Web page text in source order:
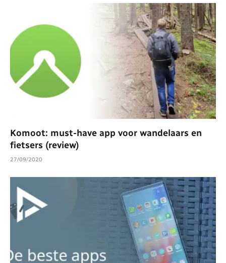
Komoot: must-have app voor wandelaars en
fietsers (review)
27/09/2020